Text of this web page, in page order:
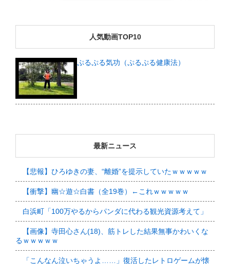
人気動画TOP10
ぷるぷる気功（ぷるぷる健康法）
最新ニュース
【悲報】ひろゆきの妻、“離婚”を提示していたｗｗｗｗｗ
【衝撃】幽☆遊☆白書（全19巻）←これｗｗｗｗｗ
白浜町「100万やるからパンダに代わる観光資源考えて」
【画像】寺田心さん(18)、筋トレした結果無事かわいくな
るｗｗｗｗｗ
「こんなん泣いちゃうよ……」復活したレトロゲームが懐